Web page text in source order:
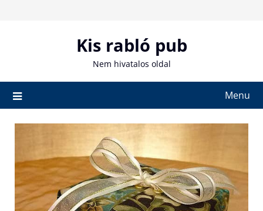
Kis rabló pub
Nem hivatalos oldal
Menu